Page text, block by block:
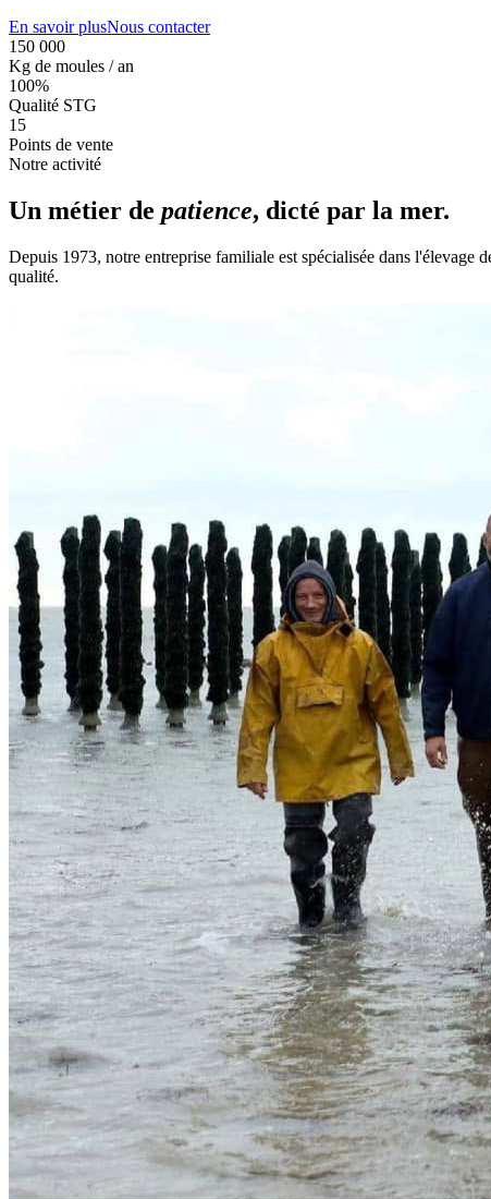
En savoir plusNous contacter
150 000
Kg de moules / an
100%
Qualité STG
15
Points de vente
Notre activité
Un métier de patience, dicté par la mer.
Depuis 1973, notre entreprise familiale est spécialisée dans l'élevage
qualité.